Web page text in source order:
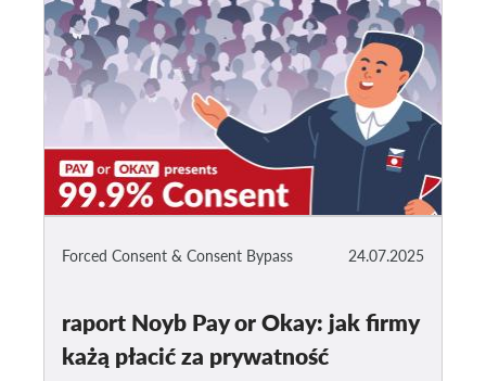
24.07.2025
Forced Consent & Consent Bypass
raport Noyb Pay or Okay: jak firmy
każą płacić za prywatność